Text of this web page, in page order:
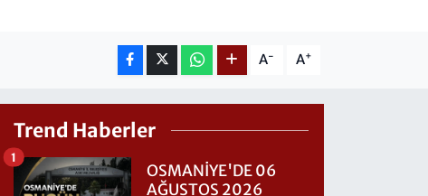
A- A+
Trend Haberler
OSMANİYE'DE 06
AĞUSTOS 2026
1